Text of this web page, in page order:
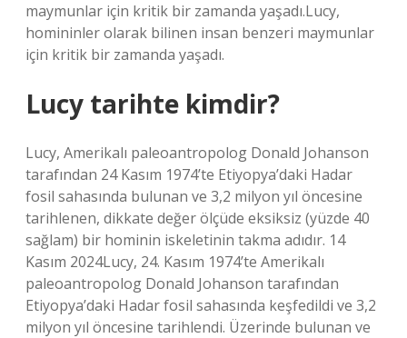
maymunlar için kritik bir zamanda yaşadı.Lucy,
homininler olarak bilinen insan benzeri maymunlar
için kritik bir zamanda yaşadı.
Lucy tarihte kimdir?
Lucy, Amerikalı paleoantropolog Donald Johanson
tarafından 24 Kasım 1974’te Etiyopya’daki Hadar
fosil sahasında bulunan ve 3,2 milyon yıl öncesine
tarihlenen, dikkate değer ölçüde eksiksiz (yüzde 40
sağlam) bir hominin iskeletinin takma adıdır. 14
Kasım 2024Lucy, 24. Kasım 1974’te Amerikalı
paleoantropolog Donald Johanson tarafından
Etiyopya’daki Hadar fosil sahasında keşfedildi ve 3,2
milyon yıl öncesine tarihlendi. Üzerinde bulunan ve